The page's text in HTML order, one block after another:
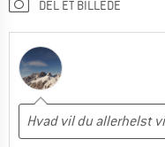
DEL ET BILLEDE